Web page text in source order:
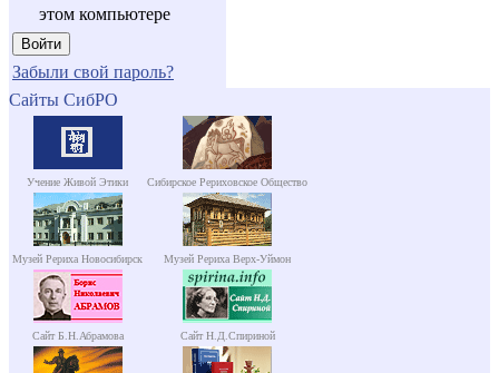
этом компьютере
Забыли свой пароль?
Сайты СибРО
Учение Живой Этики Сибирское Рериховское Общество
Музей Рериха Новосибирск Музей Рериха Верх-Уймон
Сайт Б.Н.Абрамова Сайт Н.Д.Спириной